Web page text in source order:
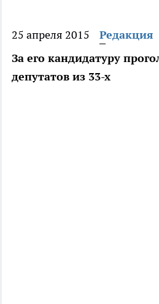
25 апреля 2015
Редакция
За его кандидатуру
депутатов из 33-х